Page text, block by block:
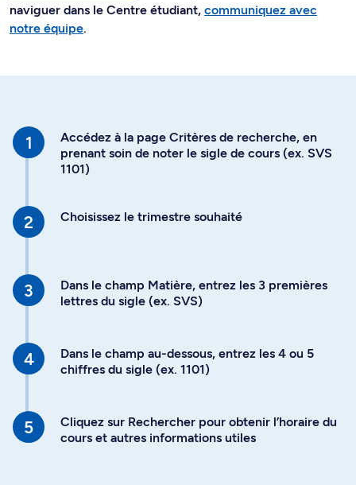
naviguer dans le Centre étudiant, communiquez avec
notre équipe.
Accédez à la page Critères de recherche, en
prenant soin de noter le sigle de cours (ex. SVS
1101)
Choisissez le trimestre souhaité
Dans le champ Matière, entrez les 3 premières
lettres du sigle (ex. SVS)
Dans le champ au-dessous, entrez les 4 ou 5
chiffres du sigle (ex. 1101)
Cliquez sur Rechercher pour obtenir l’horaire du
cours et autres informations utiles